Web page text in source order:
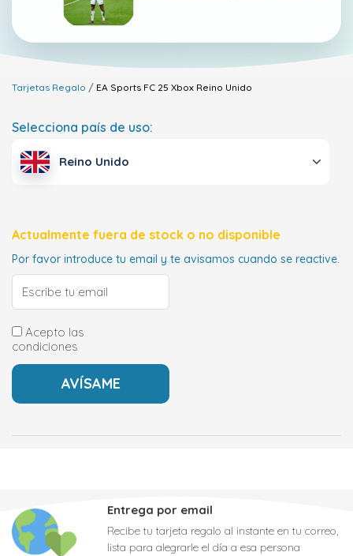
Tarjetas Regalo EA Sports FC 25 Xbox Reino Unido
Selecciona país de uso:
Reino Unido
Actualmente fuera de stock o no disponible
Por favor introduce tu email y te avisamos cuando se reactive.
Acepto las
condiciones
Entrega por email
Recibe tu tarjeta regalo al instante en tu correo,
lista para alegrarle el día a esa persona